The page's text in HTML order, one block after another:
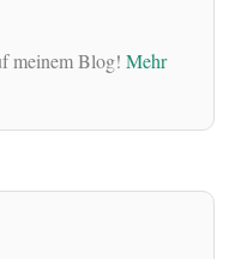
meinem Blog! Mehr